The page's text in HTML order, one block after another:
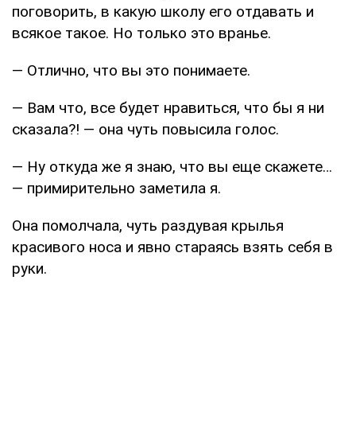
поговорить, в какую школу его отдавать и
всякое такое. Но только это вранье.
— Отлично, что вы это понимаете.
— Вам что, все будет нравиться, что бы я ни
сказала?! — она чуть повысила голос.
— Ну откуда же я знаю, что вы еще скажете…
— примирительно заметила я.
Она помолчала, чуть раздувая крылья
красивого носа и явно стараясь взять себя в
руки.